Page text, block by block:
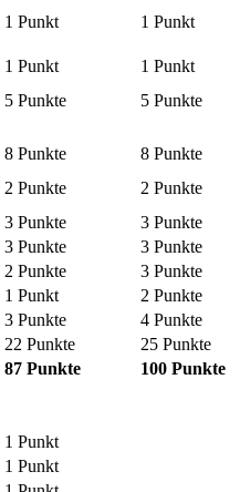
1 Punkt
1 Punkt
1 Punkt
1 Punkt
5 Punkte
5 Punkte
8 Punkte
8 Punkte
2 Punkte
2 Punkte
3 Punkte
3 Punkte
3 Punkte
3 Punkte
2 Punkte
3 Punkte
1 Punkt
2 Punkte
3 Punkte
4 Punkte
22 Punkte
25 Punkte
87 Punkte
100 Punkte
1 Punkt
1 Punkt